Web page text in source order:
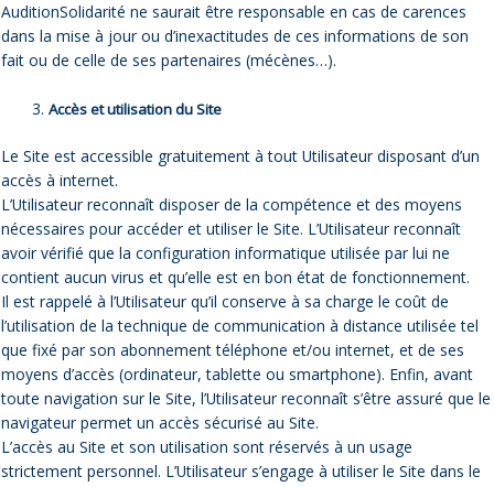
AuditionSolidarité ne saurait être responsable en cas de carences
dans la mise à jour ou d’inexactitudes de ces informations de son
fait ou de celle de ses partenaires (mécènes…).
Accès et utilisation du Site
Le Site est accessible gratuitement à tout Utilisateur disposant d’un
accès à internet.
L’Utilisateur reconnaît disposer de la compétence et des moyens
nécessaires pour accéder et utiliser le Site. L’Utilisateur reconnaît
avoir vérifié que la configuration informatique utilisée par lui ne
contient aucun virus et qu’elle est en bon état de fonctionnement.
Il est rappelé à l’Utilisateur qu’il conserve à sa charge le coût de
l’utilisation de la technique de communication à distance utilisée tel
que fixé par son abonnement téléphone et/ou internet, et de ses
moyens d’accès (ordinateur, tablette ou smartphone). Enfin, avant
toute navigation sur le Site, l’Utilisateur reconnaît s’être assuré que le
navigateur permet un accès sécurisé au Site.
L’accès au Site et son utilisation sont réservés à un usage
strictement personnel. L’Utilisateur s’engage à utiliser le Site dans le